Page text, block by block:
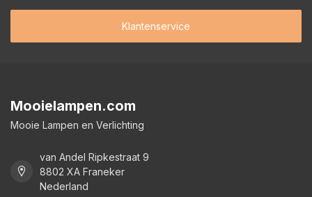
Klantenservice
Mooielampen.com
Mooie Lampen en Verlichting
van Andel Ripkestraat 9
8802 XA Franeker
Nederland